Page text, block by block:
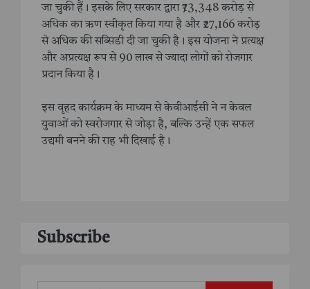
जा चुकी हैं। इसके लिए सरकार द्वारा ₹73,348 करोड़ से
अधिक का ऋण स्वीकृत किया गया है और ₹27,166 करोड़
से अधिक की सब्सिडी दी जा चुकी है। इस योजना ने प्रत्यक्ष
और अप्रत्यक्ष रूप से 90 लाख से ज्यादा लोगों को रोजगार
प्रदान किया है।
इस वृहद कार्यक्रम के माध्यम से केवीआईसी ने न केवल
युवाओं को स्वरोजगार से जोड़ा है, बल्कि उन्हें एक सफल
उद्यमी बनने की राह भी दिखाई है।
Subscribe